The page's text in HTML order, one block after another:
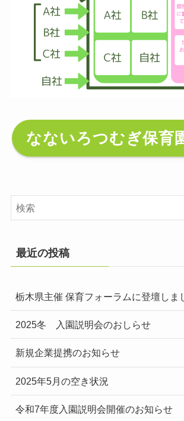
なないろつむぎ保育
最近の投稿
栃木県主催 保育フォーラムに登壇しま
2025冬 入園説明会のおしらせ
新規企業提携のお知らせ
2025年5月の空き状況
令和7年度入園説明会開催のお知らせ